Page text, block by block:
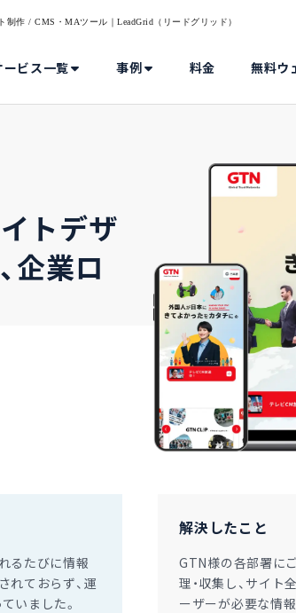
作 / CMS・MAツール｜LeadGrid（リードグリッド）
ービス一覧 事例 料金 無料ウ
トデザ
企業ロ
るたびに情報
れておらず、運
いました。
解決したこと
GTN様の各部署に
理・収集し、サイ
ーザーが必要な情